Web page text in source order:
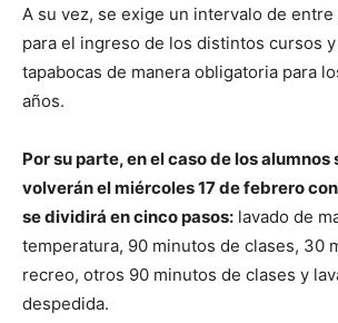
A su vez, se exige un intervalo de entre
para el ingreso de los distintos cursos
tapabocas de manera obligatoria para
años.
Por su parte, en el caso de los
volverán el miércoles 17 de febrero
se dividirá en cinco pasos: lavado de
temperatura, 90 minutos de clases, 30
recreo, otros 90 minutos de clases y
despedida.